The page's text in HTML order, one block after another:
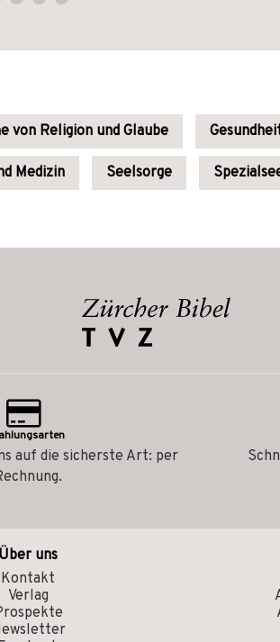
von Religion und Glaube
Medizin Seelsorge
auf die sicherste Art: per
Über uns
Kontakt
Verlag